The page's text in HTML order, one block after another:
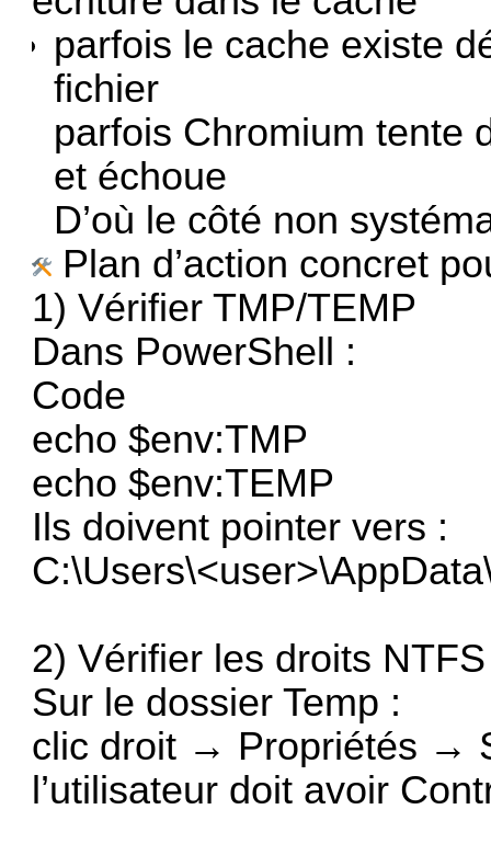
parfois le cache existe
fichier
parfois Chromium tente
et échoue
D’où le côté non
Plan d’action concret
1) Vérifier TMP/TEMP
Dans PowerShell :
Code
echo $env:TMP
echo $env:TEMP
Ils doivent pointer vers :
2) Vérifier les droits NTFS
Sur le dossier Temp :
clic droit → Propriétés →
l’utilisateur doit avoir